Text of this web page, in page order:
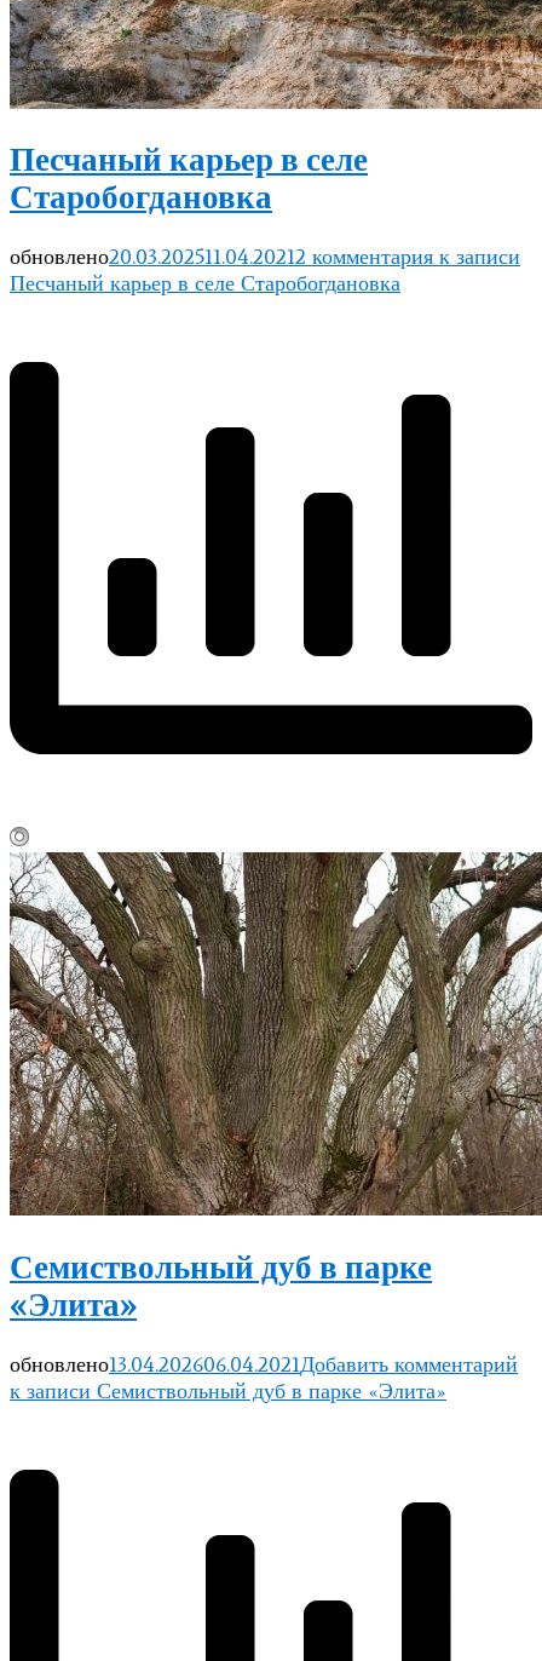
Песчаный карьер в селе
Старобогдановка
обновлено20.03.202511.04.20212 комментария к записи
Песчаный карьер в селе Старобогдановка
Семиствольный дуб в парке
«Элита»
обновлено13.04.202606.04.2021Добавить комментарий
к записи Семиствольный дуб в парке «Элита»